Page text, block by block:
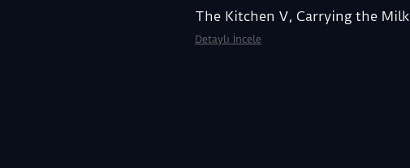
The Kitchen V, Carrying the Milk
Detaylı İncele